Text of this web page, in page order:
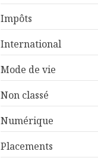
Impôts
International
Mode de vie
Non classé
Numérique
Placements